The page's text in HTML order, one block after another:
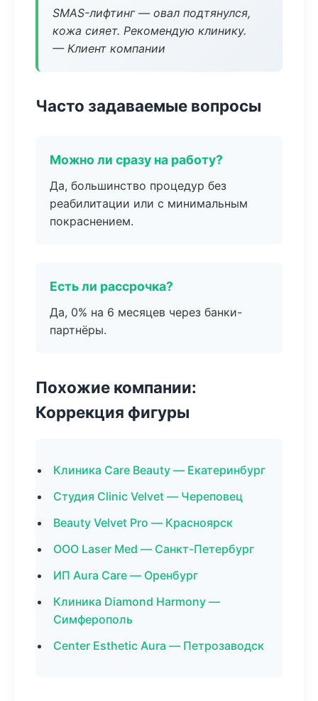
SMAS-лифтинг — овал подтянулся,
кожа сияет. Рекомендую клинику.
— Клиент компании
Часто задаваемые вопросы
Можно ли сразу на работу?
Да, большинство процедур без
реабилитации или с минимальным
покраснением.
Есть ли рассрочка?
Да, 0% на 6 месяцев через банки-
партнёры.
Похожие компании:
Коррекция фигуры
Клиника Care Beauty — Екатеринбург
Студия Clinic Velvet — Череповец
Beauty Velvet Pro — Красноярск
ООО Laser Med — Санкт-Петербург
ИП Aura Care — Оренбург
Клиника Diamond Harmony —
Симферополь
Center Esthetic Aura — Петрозаводск